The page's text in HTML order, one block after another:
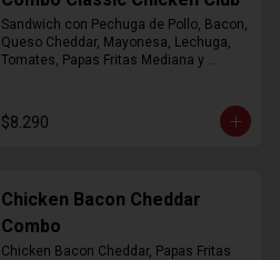
Sandwich con Pechuga de Pollo, Bacon,
Queso Cheddar, Mayonesa, Lechuga,
Tomates, Papas Fritas Mediana y
$8.290
Chicken Bacon Cheddar
Combo
Chicken Bacon Cheddar, Papas Fritas